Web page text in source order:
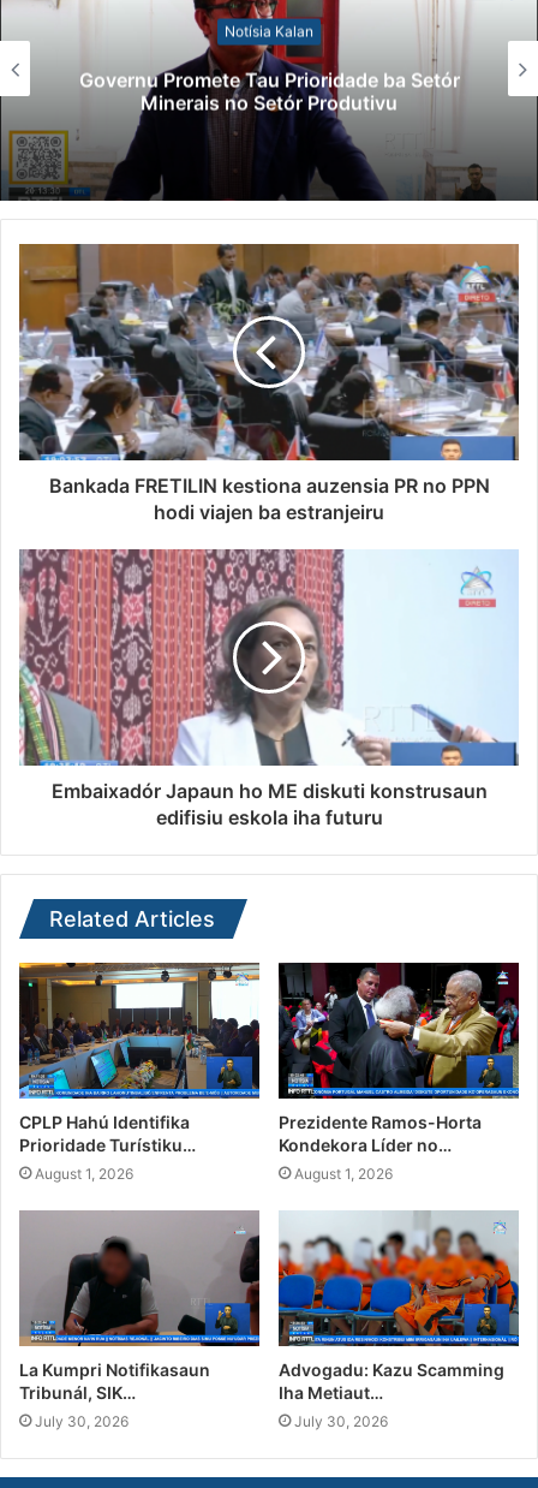
Notísia Kalan
Governu Promete Tau Prioridade ba Setór
Minerais no Setór Produtivu
Bankada FRETILIN kestiona auzensia PR no PPN
hodi viajen ba estranjeiru
Embaixadór Japaun ho ME diskuti konstrusaun
edifisiu eskola iha futuru
Related Articles
CPLP Hahú Identifika
Prioridade Turístiku…
August 1, 2026
Prezidente Ramos-Horta
Kondekora Líder no…
August 1, 2026
La Kumpri Notifikasaun
Tribunál, SIK…
July 30, 2026
Advogadu: Kazu Scamming
Iha Metiaut…
July 30, 2026